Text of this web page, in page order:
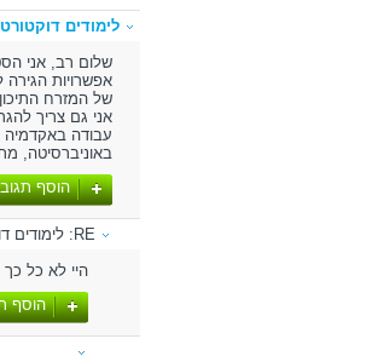
לימודים
אפשרויות הגירה
של המזרח
אני גם צריך
עבודה
באוניברסיטה,
הוסף
RE: לימודים דוקטורט בהיסטוריה בגרמניה ואפשרויות הגירה
היי לא כל כך
הוסף